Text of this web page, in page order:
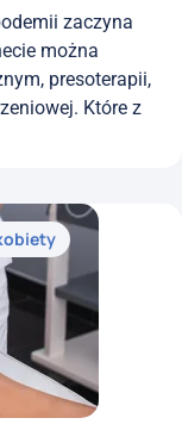
zaczyna
można
presoterapii,
Które z